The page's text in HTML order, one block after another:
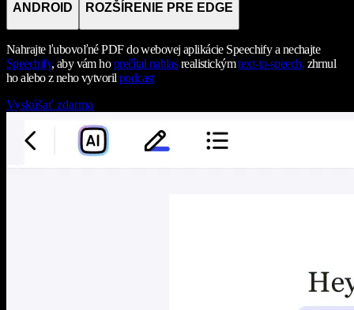
ANDROID ROZŠÍRENIE PRE EDGE
Nahrajte ľubovoľné PDF do webovej aplikácie Speechify a nechajte
Speechify, aby vám hoprečítal nahlasrealistickýmtext-to-speech, zhrnul
ho alebo z neho vytvorilpodcast
Vyskúšať zdarma